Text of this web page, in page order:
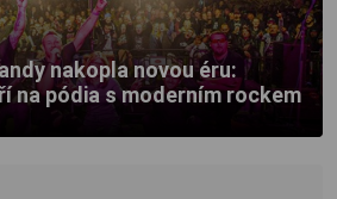
nakopla novou éru:
na pódia s moderním rockem